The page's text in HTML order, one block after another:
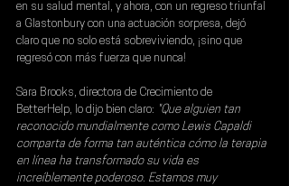
en su salud mental, y ahora, con un regreso triunfal
a Glastonbury con una actuación sorpresa, dejó
claro que no solo está sobreviviendo, ¡sino que
regresó con más fuerza que nunca!
Sara Brooks, directora de Crecimiento de
BetterHelp, lo dijo bien claro: "Que alguien tan
reconocido mundialmente como Lewis Capaldi
comparta de forma tan auténtica cómo la terapia
en línea ha transformado su vida es
increíblemente poderoso. Estamos muy